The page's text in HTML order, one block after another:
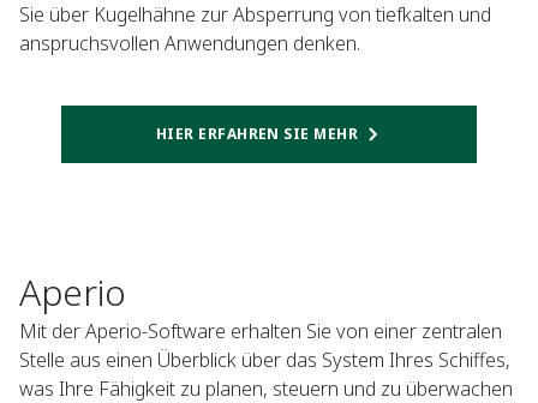
Sie über Kugelhähne zur Absperrung von tiefkalten und
anspruchsvollen Anwendungen denken.
HIER ERFAHREN SIE MEHR
Aperio
Mit der Aperio-Software erhalten Sie von einer zentralen
Stelle aus einen Überblick über das System Ihres Schiffes,
was Ihre Fähigkeit zu planen, steuern und zu überwachen